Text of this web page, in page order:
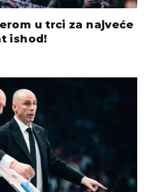
u trci za najveće
ishod!